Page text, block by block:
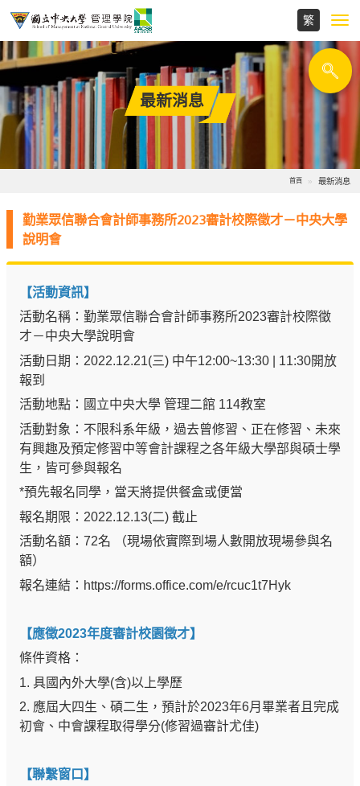
最新消息
首頁 最新消息
勤業眾信聯合會計師事務所2023審計校際徵才－中央大學
說明會
【活動資訊】
活動名稱：勤業眾信聯合會計師事務所2023審計校際徵
才－中央大學說明會
活動日期：2022.12.21(三) 中午12:00~13:30 | 11:30開放
報到
活動地點：國立中央大學 管理二館 114教室
活動對象：不限科系年級，過去曾修習、正在修習、未來
有興趣及預定修習中等會計課程之各年級大學部與碩士學
生，皆可參與報名
*預先報名同學，當天將提供餐盒或便當
報名期限：2022.12.13(二) 截止
活動名額：72名 （現場依實際到場人數開放現場參與名
額）
報名連結： https://forms.office.com/e/rcuc1t7Hyk
【應徵2023年度審計校園徵才】
條件資格：
1. 具國內外大學(含)以上學歷
2. 應屆大四生、碩二生，預計於2023年6月畢業者且完成
初會、中會課程取得學分(修習過審計尤佳)
【聯繫窗口】